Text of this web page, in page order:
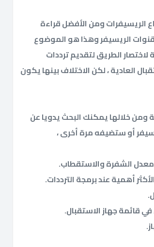
الريسيفرات ومن الأفضل قراءة
الريسيفر وهذا هو الموضوع
الطريق لتقديم ترددات
العادية ، لكن الاختلاف بينها يكون
ومن خلالها يمكنك البحث يدويا عن
أو ستضيفه مرة أخرى ،
ومعدل الشفرة والاستقطاب.
أهمية عند برمجة الترددات.
في قائمة جهاز الاستقبال.